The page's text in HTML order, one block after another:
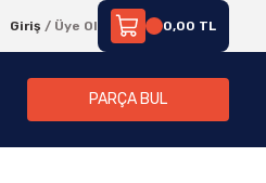
Giriş / Üye Ol 0,00 TL
PARÇA BUL